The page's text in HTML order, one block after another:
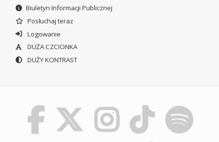
Biuletyn Informacji Publicznej
Posłuchaj teraz
Logowanie
DUŻA CZCIONKA
DUŻY KONTRAST